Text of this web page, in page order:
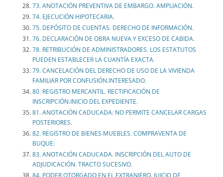
73. ANOTACIÓN PREVENTIVA DE EMBARGO. AMPLIACIÓN.
74. EJECUCIÓN HIPOTECARIA.
75. DEPÓSITO DE CUENTAS. DERECHO DE INFORMACIÓN.
76. DECLARACIÓN DE OBRA NUEVA Y EXCESO DE CABIDA.
78. RETRIBUCIÓN DE ADMINISTRADORES. LOS ESTATUTOS
PUEDEN ESTABLECER LA CUANTÍA EXACTA.
79. CANCELACIÓN DEL DERECHO DE USO DE LA VIVIENDA
FAMILIAR POR CONFUSIÓN.INTERESADO.
80. REGISTRO MERCANTIL. RECTIFICACIÓN DE
INSCRIPCIÓN.INICIO DEL EXPEDIENTE.
81. ANOTACIÓN CADUCADA: NO PERMITE CANCELAR CARGAS
POSTERIORES.
82. REGISTRO DE BIENES MUEBLES. COMPRAVENTA DE
BUQUE:
83. ANOTACIÓN CADUCADA. INSCRIPCIÓN DEL AUTO DE
ADJUDICACIÓN. TRACTO SUCESIVO.
84. PODER OTORGADO EN EL EXTRANJERO. JUICIO DE